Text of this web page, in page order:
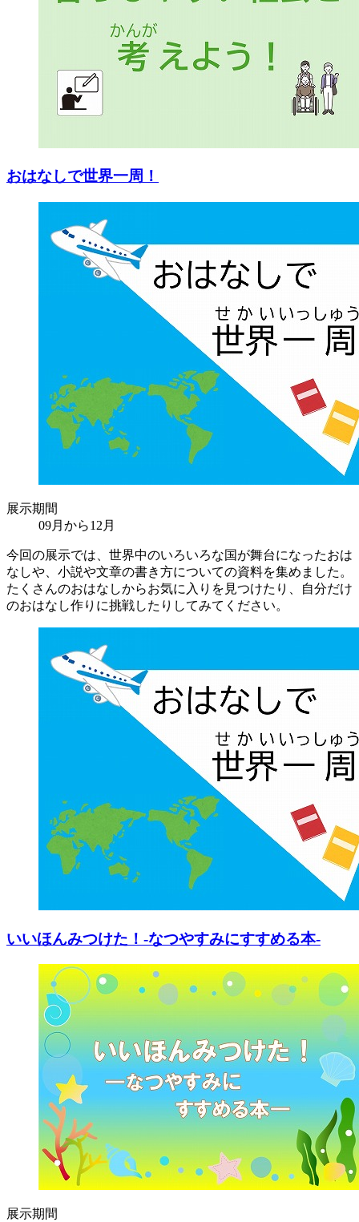
おはなしで世界一周！
展示期間
09月から12月
今回の展示では、世界中のいろいろな国が舞台になったおは
なしや、小説や文章の書き方についての資料を集めました。
たくさんのおはなしからお気に入りを見つけたり、自分だけ
のおはなし作りに挑戦したりしてみてください。
いいほんみつけた！-なつやすみにすすめる本-
展示期間